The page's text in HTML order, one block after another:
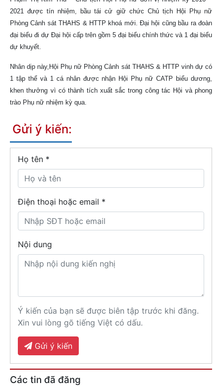
2021 được tín nhiệm, bầu tái cử giữ chức Chủ tịch Hội Phụ nữ
Phòng Cảnh sát THAHS & HTTP khoá mới. Đại hội cũng bầu ra đoàn
đại biểu đi dự Đại hội cấp trên gồm 5 đại biểu chính thức và 1 đại biểu
dự khuyết.
Nhân dịp này,Hội Phụ nữ Phòng Cảnh sát THAHS & HTTP vinh dự có
1 tập thể và 1 cá nhân được nhận Hội Phụ nữ CATP biểu dương,
khen thưởng vì có thành tích xuất sắc trong công tác Hội và phong
trào Phụ nữ nhiệm kỳ qua.
Gửi ý kiến:
Họ tên *
Điện thoại hoặc email *
Nội dung
Ý kiến của bạn sẽ được biên tập trước khi đăng.
Xin vui lòng gõ tiếng Việt có dấu.
Gửi ý kiến
Các tin đã đăng